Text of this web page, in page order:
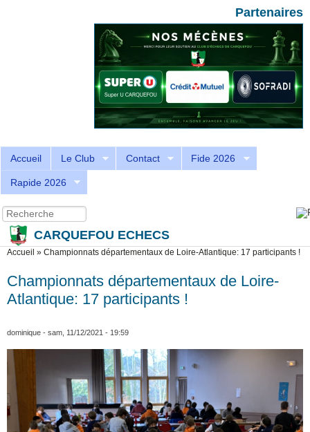
Partenaires
Accueil Le Club Contact Fide 2026
Rapide 2026
Formulaire de recherche
Recherche
CARQUEFOU ECHECS
Vous êtes ici
Accueil » Championnats départementaux de Loire-Atlantique: 17 participants !
Championnats départementaux de Loire-
Atlantique: 17 participants !
dominique - sam, 11/12/2021 - 19:59